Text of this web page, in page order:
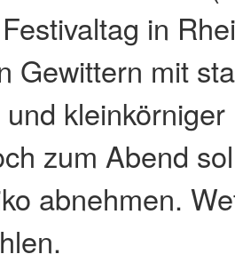
in
Gewittern mit
zum Abend
abnehmen.